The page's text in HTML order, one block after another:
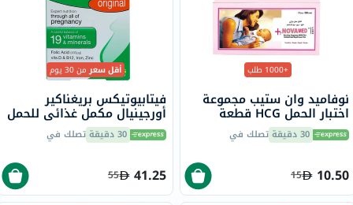
+1000 طلب
نوفاميد وان ستيب مجموعة
اختبار الحمل HCG قطعة
واحدة 30 دقيقة تصلك في
10.50
15
أقل سعرمن 30 يوم
فيتابيوتيكس بريغناكير
أورجينيال مكمل غذائي للحمل
مع حمض الفوليك والحديد، 30
قرص 30 دقيقة تصلك في
41.25
55